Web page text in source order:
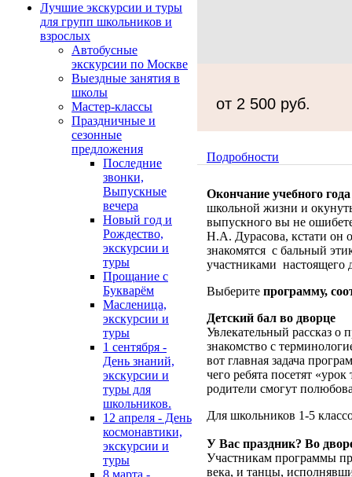
Лучшие экскурсии и туры
для групп школьников и
взрослых
Автобусные
экскурсии по Москве
Выездные занятия в
школы
Мастер-классы
Праздничные и
сезонные
предложения
Последние
звонки,
Выпускные
вечера
Новый год и
Рождество,
экскурсии и
туры
Прощание с
Букварём
Масленица,
экскурсии и
туры
1 сентября -
День знаний,
экскурсии и
туры для
школьников.
12 апреля - День
космонавтики,
экскурсии и
туры
8 марта -
от 2 500 руб.
Подробности
Окончание учебного года
школьной жизни и
выпускного вы не
Н.А. Дурасова, кстати он
знакомятся с бальный
участниками настоящего
Выберите программу,
Детский бал во дворце
Увлекательный рассказ о
знакомство с
вот главная задача
чего ребята посетят
родители смогут
Для школьников 1-5
У Вас праздник? Во
Участникам программы
века, и танцы,